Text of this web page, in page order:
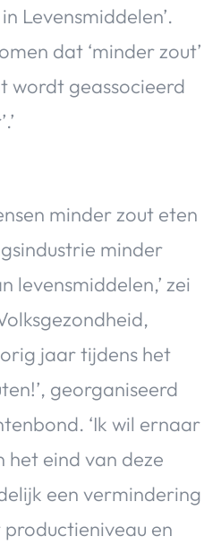
Levensmiddelen’.
dat ‘minder zout’
wordt geassocieerd
minder zout eten
minder
levensmiddelen,’ zei
jaar tijdens het
georganiseerd
‘Ik wil ernaar
het eind van deze
een vermindering
en